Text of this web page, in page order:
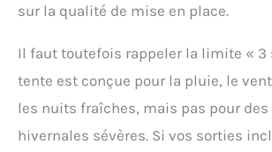
sur la qualité de mise en place.
Il faut toutefois rappeler la limite « 3
tente est conçue pour la pluie, le
les nuits fraîches, mais pas pour
hivernales sévères. Si vos sorties